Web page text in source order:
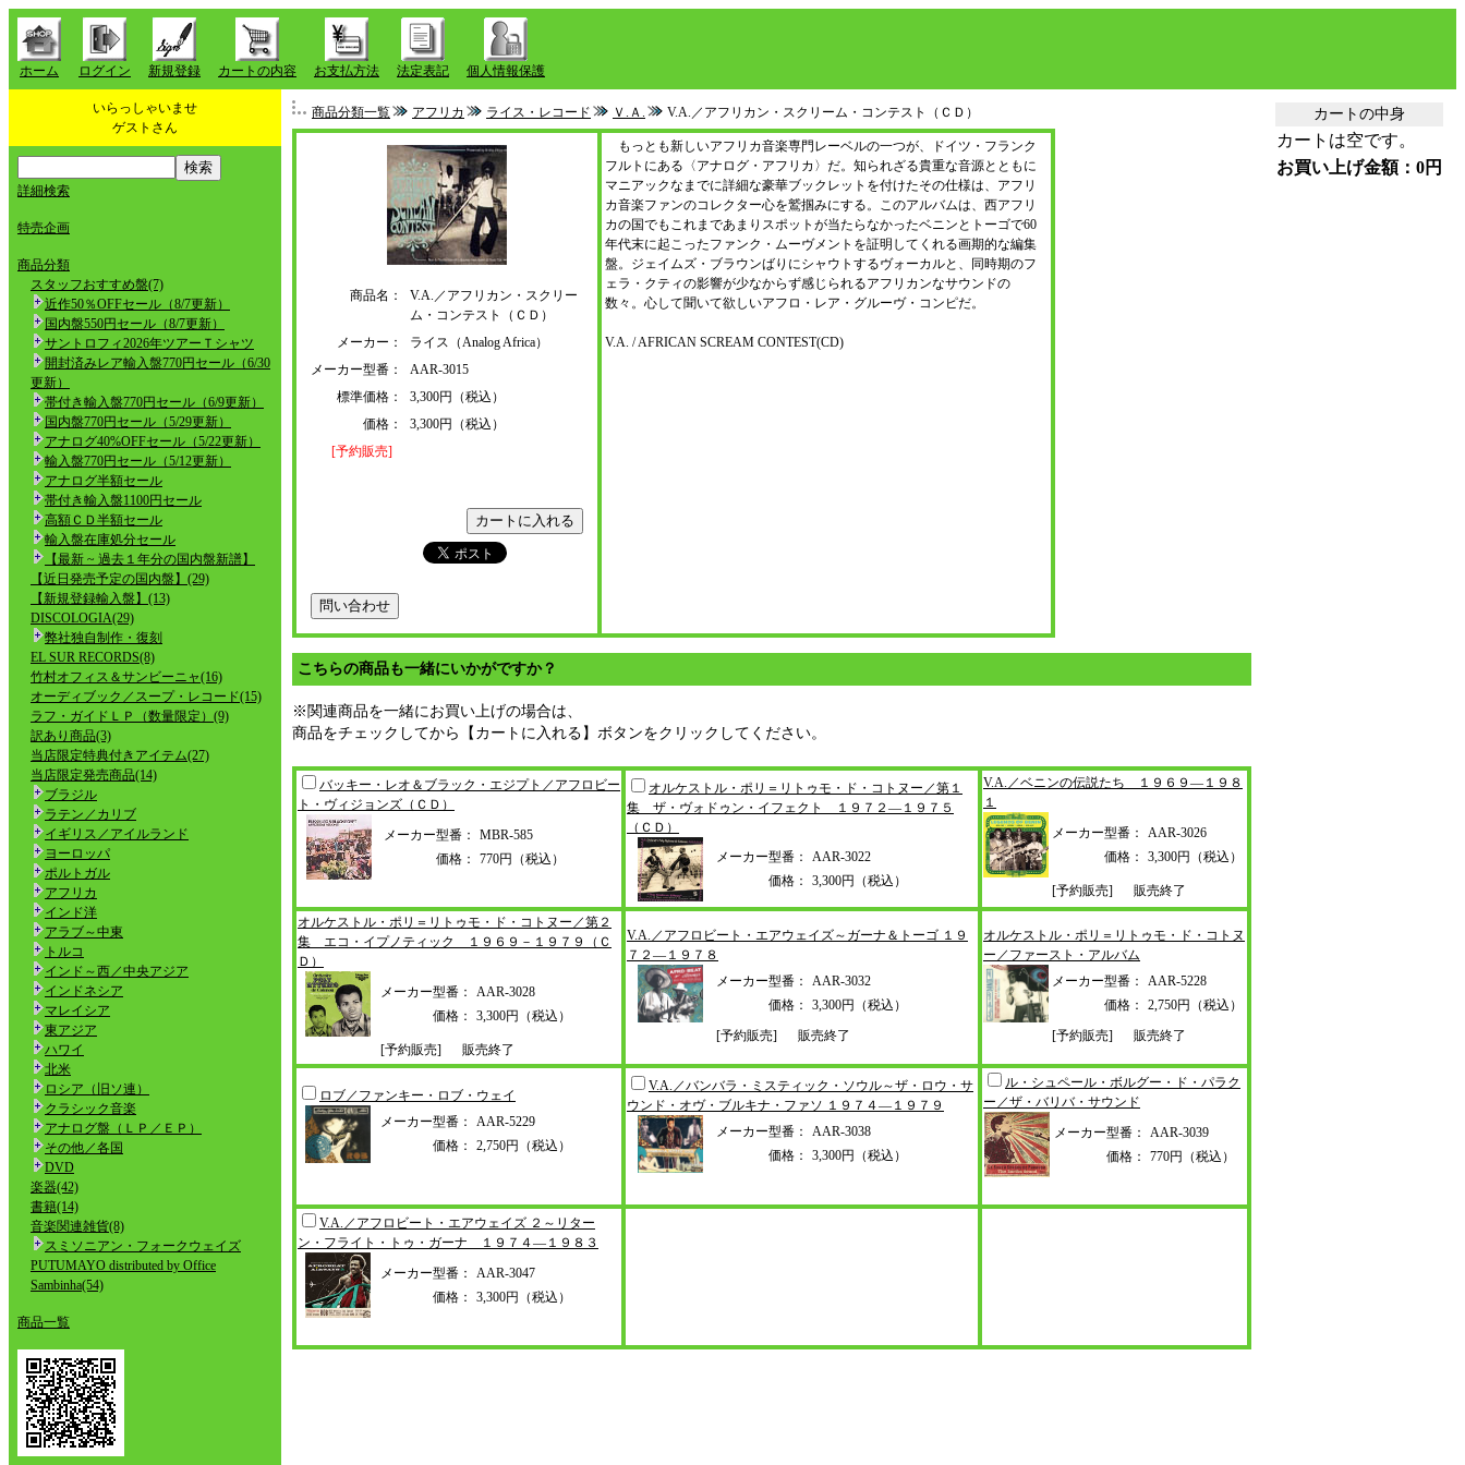
ホーム ログイン 新規登録 カートの内容 お支払方法 法定表記 個人情報保護
いらっしゃいませ
ゲストさん
詳細検索
特売企画
商品分類
スタッフおすすめ盤(7)
近作50％OFFセール（8/7更新）
国内盤550円セール（8/7更新）
サントロフィ2026年ツアーＴシャツ
開封済みレア輸入盤770円セール（6/30
更新）
帯付き輸入盤770円セール（6/9更新）
国内盤770円セール（5/29更新）
アナログ40%OFFセール（5/22更新）
輸入盤770円セール（5/12更新）
アナログ半額セール
帯付き輸入盤1100円セール
高額ＣＤ半額セール
輸入盤在庫処分セール
【最新 ~ 過去１年分の国内盤新譜】
【近日発売予定の国内盤】(29)
【新規登録輸入盤】(13)
DISCOLOGIA(29)
弊社独自制作・復刻
EL SUR RECORDS(8)
竹村オフィス＆サンビーニャ(16)
オーディブック／スープ・レコード(15)
ラフ・ガイドＬＰ（数量限定）(9)
訳あり商品(3)
当店限定特典付きアイテム(27)
当店限定発売商品(14)
ブラジル
ラテン／カリブ
イギリス／アイルランド
ヨーロッパ
ポルトガル
アフリカ
インド洋
アラブ～中東
トルコ
インド～西／中央アジア
インドネシア
マレイシア
東アジア
ハワイ
北米
ロシア（旧ソ連）
クラシック音楽
アナログ盤（ＬＰ／ＥＰ）
その他／各国
DVD
楽器(42)
書籍(14)
音楽関連雑貨(8)
スミソニアン・フォークウェイズ
PUTUMAYO distributed by Office
Sambinha(54)
商品一覧
商品分類一覧 アフリカ ライス・レコード Ｖ.Ａ. V.A.／アフリカン・スクリーム・コンテスト（ＣＤ）
商品名：
V.A.／アフリカン・スクリー
ム・コンテスト（ＣＤ）
メーカー：
ライス（Analog Africa）
メーカー型番：
AAR-3015
標準価格：
3,300円（税込）
価格：
3,300円（税込）
[予約販売]
もっとも新しいアフリカ音楽専門レーベルの一つが、ドイツ・フランク
フルトにある〈アナログ・アフリカ〉だ。知られざる貴重な音源とともに
マニアックなまでに詳細な豪華ブックレットを付けたその仕様は、アフリ
カ音楽ファンのコレクター心を鷲掴みにする。このアルバムは、西アフリ
カの国でもこれまであまりスポットが当たらなかったベニンとトーゴで60
年代末に起こったファンク・ムーヴメントを証明してくれる画期的な編集
盤。ジェイムズ・ブラウンばりにシャウトするヴォーカルと、同時期のフ
ェラ・クティの影響が少なからず感じられるアフリカンなサウンドの
数々。心して聞いて欲しいアフロ・レア・グルーヴ・コンピだ。
V.A. / AFRICAN SCREAM CONTEST(CD)
こちらの商品も一緒にいかがですか？
※関連商品を一緒にお買い上げの場合は、
商品をチェックしてから【カートに入れる】ボタンをクリックしてください。
バッキー・レオ＆ブラック・エジプト／アフロビー
ト・ヴィジョンズ（ ＣＤ）
メーカー型番：
MBR-585
価格：
770円（税込）
オルケストル・ポリ＝リトゥモ・ド ・コトヌー／第１
集 ザ・ヴォドゥ ン・イフェクト １９７２―１９７ ５
（ＣＤ）
メーカー型番：
AAR-3022
価格：
3,300円（税込）
V.A.／ベニンの伝説たち １９６９ ―１９８
１
メーカー型番：
AAR-3026
価格：
3,300円（税込）
[予約販売] 販売終了
オルケストル・ポリ＝リトゥモ・ド ・コトヌー／第２
集 エコ・イプノティック １９６９－１９７９（Ｃ
Ｄ）
メーカー型番：
AAR-3028
価格：
3,300円（税込）
[予約販売] 販売終了
V.A.／アフロビート・エアウェイズ～ガーナ＆トーゴ １９
７２―１９７ ８
メーカー型番：
AAR-3032
価格：
3,300円（税込）
[予約販売]
販売終了
オルケストル・ポリ＝リトゥモ・ド ・コトヌ
ー／ファースト・アルバム
メーカー型番：
AAR-5228
価格：
2,750円（税込）
[予約販売]
販売終了
ロブ／ファンキー・ロブ・ウェイ
メーカー型番：
AAR-5229
価格：
2,750円（税込）
V.A.／バンバラ・ミスティック・ソウル～ザ・ロウ・サ
ウンド・オヴ・ ブルキナ・ファソ １９７４―１９７ ９
メーカー型番：
AAR-3038
価格：
3,300円（税込）
ル・シュペール・ボルグー・ド・パラク
ー／ザ・バリバ・サウンド
メーカー型番：
AAR-3039
価格：
770円（税込）
V.A.／アフロビート・エアウェイズ ２～リター
ン・フライト・トゥ・ガーナ １９７４―１９８３
メーカー型番：
AAR-3047
価格：
3,300円（税込）
カートの中身
カートは空です。
お買い上げ金額：0円